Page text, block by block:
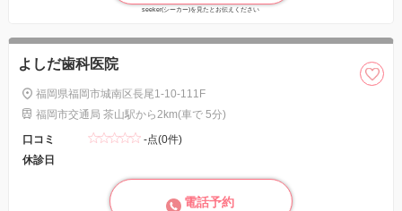
seeker(シーカー)を見たとお伝えください
よしだ歯科医院
福岡県福岡市城南区長尾1-10-111F
福岡市交通局 茶山駅から2km(車で 5分)
口コミ
-点(0件)
休診日
電話予約